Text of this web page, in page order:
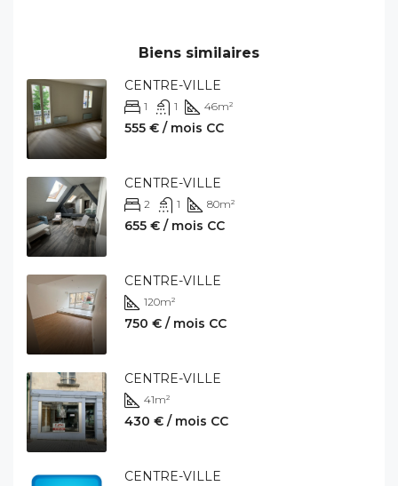
Biens similaires
CENTRE-VILLE
1 1 46m²
555 € / mois CC
CENTRE-VILLE
2 1 80m²
655 € / mois CC
CENTRE-VILLE
120m²
750 € / mois CC
CENTRE-VILLE
41m²
430 € / mois CC
CENTRE-VILLE